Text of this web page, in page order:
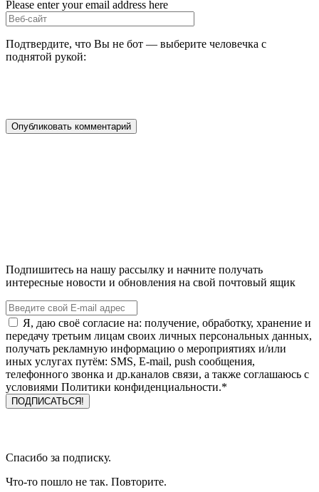
Please enter your email address here
Подтвердите, что Вы не бот — выберите человечка с
поднятой рукой:
Подпишитесь на нашу рассылку и начните получать
интересные новости и обновления на свой почтовый ящик
Я, даю своё согласие на: получение, обработку, хранение и
передачу третьим лицам своих личных персональных данных,
получать рекламную информацию о мероприятиях и/или
иных услугах путём: SMS, E-mail, push сообщения,
телефонного звонка и др.каналов связи, а также соглашаюсь с
условиями Политики конфиденциальности.*
Спасибо за подписку.
Что-то пошло не так. Повторите.